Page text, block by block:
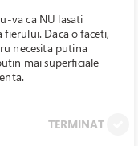
va ca NU lasati
Daca o faceti,
necesita putina
mai superficiale
TERMINAT